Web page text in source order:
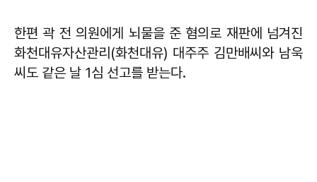
한편 곽 전 의원에게 뇌물을 준 혐의로 재판에 넘겨진
화천대유자산관리(화천대유) 대주주 김만배씨와 남욱
씨도 같은 날 1심 선고를 받는다.